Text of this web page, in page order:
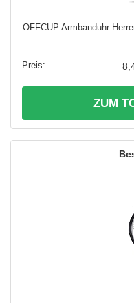
OFFCUP Armbanduhr
ZUM